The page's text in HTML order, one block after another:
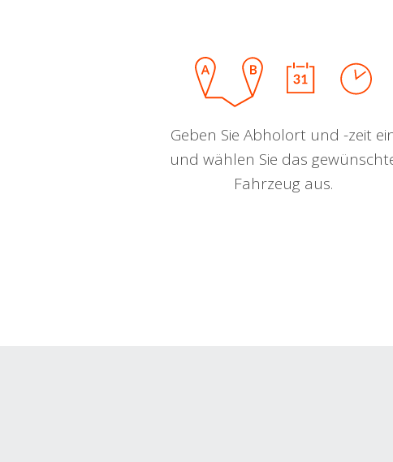
Geben Sie Abholort und -zeit
und wählen Sie das
Fahrzeug aus.